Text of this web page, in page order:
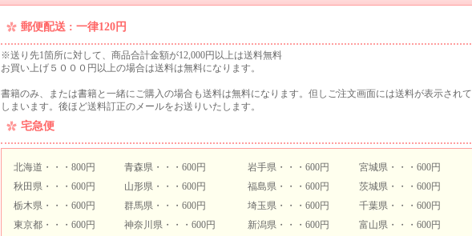
郵便配送 : 一律120円
※送り先1箇所に対して、商品合計金額が12,000円以上は送料無料
お買い上げ５０００円以上の場合は送料は無料になります。
書籍のみ、または書籍と一緒にご購入の場合も送料は無料になります。但しご注文画面には送料が表示されて
しまいます。後ほど送料訂正のメールをお送りいたします。
宅急便
北海道・・・800円 青森県・・・600円 岩手県・・・600円
宮城県・・・600円
秋田県・・・600円
山形県・・・600円 福島県・・・600円
茨城県・・・600円
栃木県・・・600円
群馬県・・・600円 埼玉県・・・600円
千葉県・・・600円
東京都・・・600円
神奈川県・・・600円 新潟県・・・600円
富山県・・・600円